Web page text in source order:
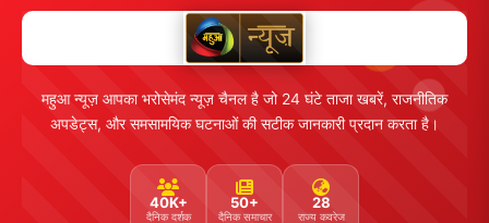
महुआ न्यूज़ आपका भरोसेमंद न्यूज़ चैनल है जो 24 घंटे ताजा खबरें, राजनीतिक
अपडेट्स, और समसामयिक घटनाओं की सटीक जानकारी प्रदान करता है।
40K+
दैनिक दर्शक
50+
दैनिक समाचार
28
राज्य कवरेज